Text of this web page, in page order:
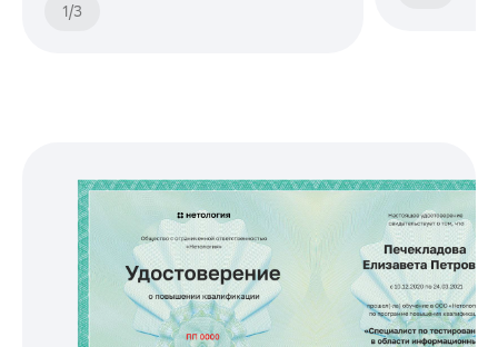
1/3